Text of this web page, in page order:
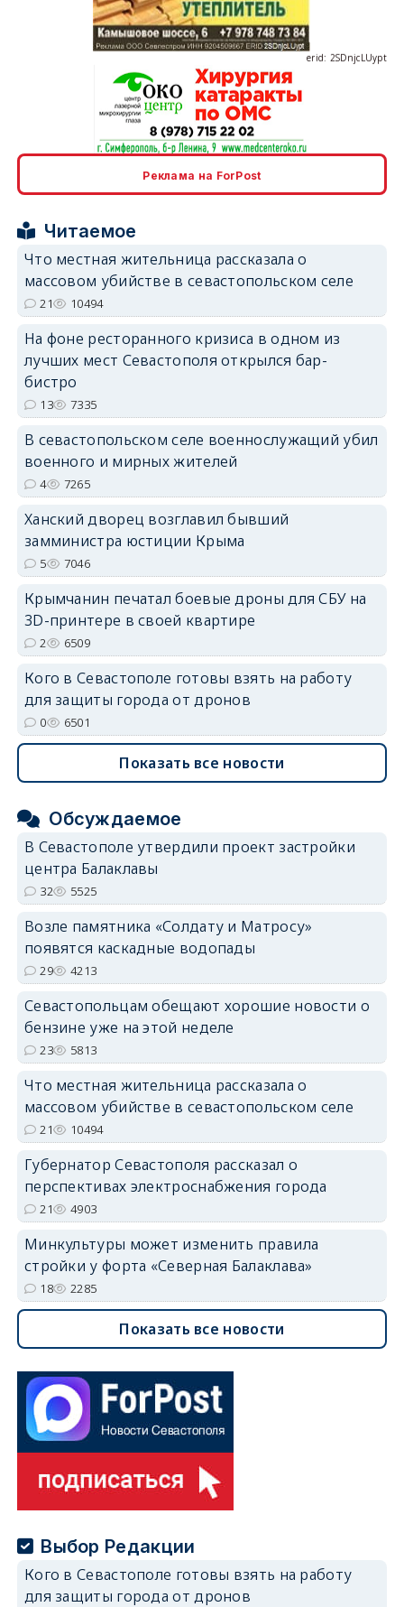
erid: 2SDnjcLUypt
erid: 2SDnjcrDNw6
Реклама на ForPost
Читаемое
Что местная жительница рассказала о
массовом убийстве в севастопольском селе
21 10494
На фоне ресторанного кризиса в одном из
лучших мест Севастополя открылся бар-
бистро
13 7335
В севастопольском селе военнослужащий убил
военного и мирных жителей
4 7265
Ханский дворец возглавил бывший
замминистра юстиции Крыма
5 7046
Крымчанин печатал боевые дроны для СБУ на
3D-принтере в своей квартире
2 6509
Кого в Севастополе готовы взять на работу
для защиты города от дронов
0 6501
Показать все новости
Обсуждаемое
В Севастополе утвердили проект застройки
центра Балаклавы
32 5525
Возле памятника «Солдату и Матросу»
появятся каскадные водопады
29 4213
Севастопольцам обещают хорошие новости о
бензине уже на этой неделе
23 5813
Что местная жительница рассказала о
массовом убийстве в севастопольском селе
21 10494
Губернатор Севастополя рассказал о
перспективах электроснабжения города
21 4903
Минкультуры может изменить правила
стройки у форта «Северная Балаклава»
18 2285
Показать все новости
Выбор Редакции
Кого в Севастополе готовы взять на работу
для защиты города от дронов